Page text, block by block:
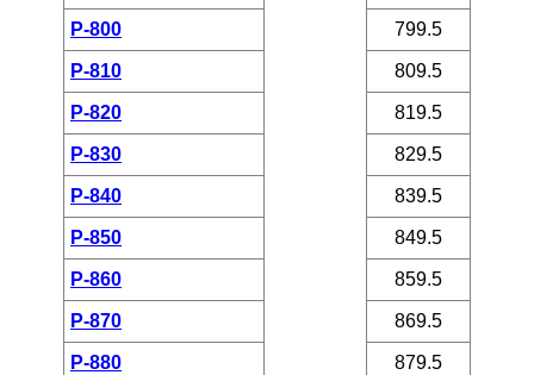
P-800 799.5
P-810 809.5
P-820 819.5
P-830 829.5
P-840 839.5
P-850 849.5
P-860 859.5
P-870 869.5
P-880 879.5